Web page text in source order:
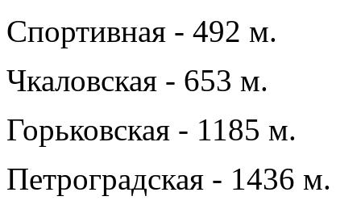
Спортивная - 492 м.
Чкаловская - 653 м.
Горьковская - 1185 м.
Петроградская - 1436 м.